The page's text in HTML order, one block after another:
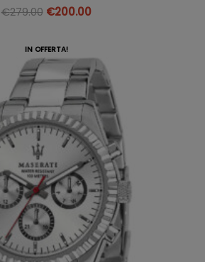
€279.00 €200.00
IN OFFERTA!